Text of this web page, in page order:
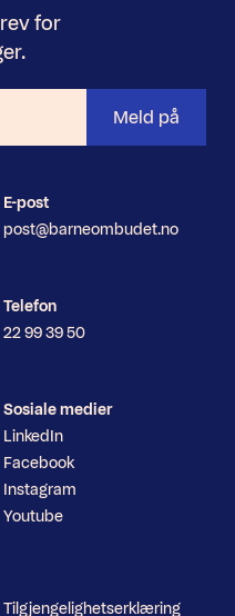
for
Meld på
E-post
post@barneombudet.no
Telefon
22 99 39 50
Sosiale medier
LinkedIn
Facebook
Instagram
Youtube
Tilgjengelighetserklæring